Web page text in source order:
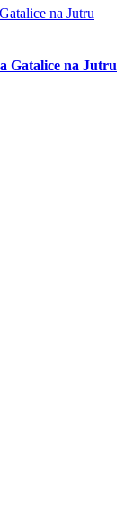
Gatalice na Jutru